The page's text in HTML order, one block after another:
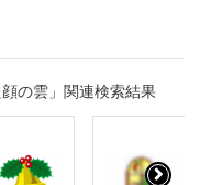
の雲」関連検索結果